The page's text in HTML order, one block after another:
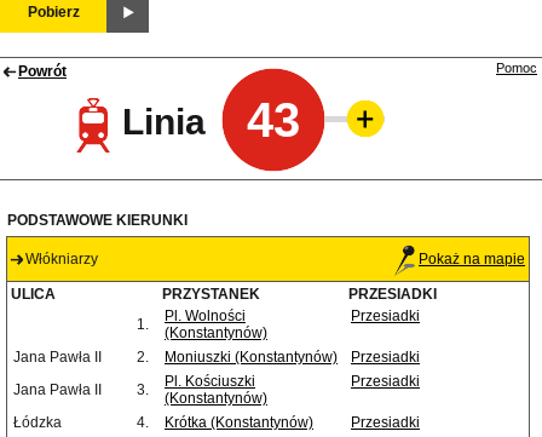
Pobierz
Powrót
Linia 43
Pomoc
PODSTAWOWE KIERUNKI
Włókniarzy Pokaż na mapie
ULICA PRZYSTANEK
PRZESIADKI
1.
Pl. Wolności
(Konstantynów)
Przesiadki
Jana Pawła II 2. Moniuszki (Konstantynów)
Przesiadki
Jana Pawła II
3.
Pl. Kościuszki
(Konstantynów)
Przesiadki
Łódzka 4. Krótka (Konstantynów)
Przesiadki